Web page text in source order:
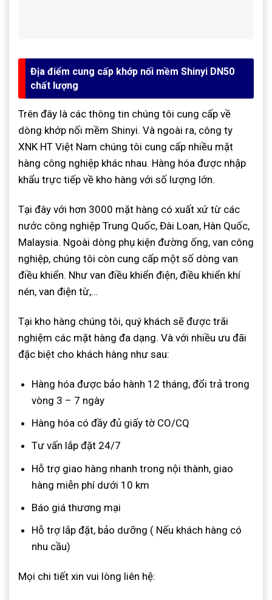
Địa điểm cung cấp khớp nối mềm Shinyi DN50
chất lượng
Trên đây là các thông tin chúng tôi cung cấp về
dòng khớp nối mềm Shinyi. Và ngoài ra, công ty
XNK HT Việt Nam chúng tôi cung cấp nhiều mặt
hàng công nghiệp khác nhau. Hàng hóa được nhập
khẩu trực tiếp về kho hàng với số lượng lớn.
Tại đây với hơn 3000 mặt hàng có xuất xứ từ các
nước công nghiệp Trung Quốc, Đài Loan, Hàn Quốc,
Malaysia. Ngoài dòng phụ kiện đường ống, van công
nghiệp, chúng tôi còn cung cấp một số dòng van
điều khiển. Như van điều khiển điện, điều khiển khí
nén, van điện từ,…
Tại kho hàng chúng tôi, quý khách sẽ được trãi
nghiệm các mặt hàng đa dạng. Và với nhiều ưu đãi
đặc biệt cho khách hàng như sau:
Hàng hóa được bảo hành 12 tháng, đổi trả trong
vòng 3 – 7 ngày
Hàng hóa có đầy đủ giấy tờ CO/CQ
Tư vấn lắp đặt 24/7
Hỗ trợ giao hàng nhanh trong nội thành, giao
hàng miễn phí dưới 10 km
Báo giá thương mại
Hỗ trợ lắp đặt, bảo dưỡng ( Nếu khách hàng có
nhu cầu)
Mọi chi tiết xin vui lòng liên hệ: